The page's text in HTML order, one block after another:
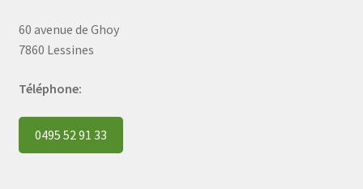
60 avenue de Ghoy
7860 Lessines
Téléphone:
0495 52 91 33